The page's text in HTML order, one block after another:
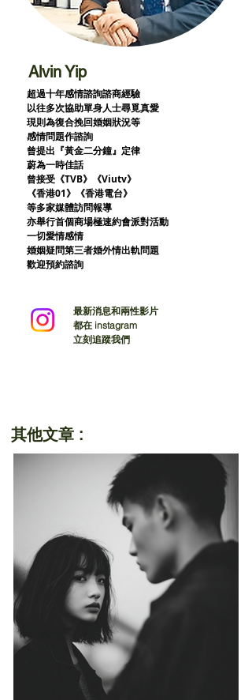
Alvin Yip
超過十年感情諮詢諮商經驗
以往多次協助單身人士尋覓真愛
現則為復合挽回婚姻狀況等
感情問題作諮詢
曾提出『黃金二分鐘』定律
蔚為一時佳話
曾接受《TVB》《Viutv》
《香港01》
《香港電台》
等多家媒體訪問報導
亦舉行首個商場極速約會派對活動
一切愛情感情
婚姻疑問第三者婚外情出軌問題
歡迎預約諮詢
最新消息和兩性影片
都在 instagram
立刻追蹤我們
其他文章 :